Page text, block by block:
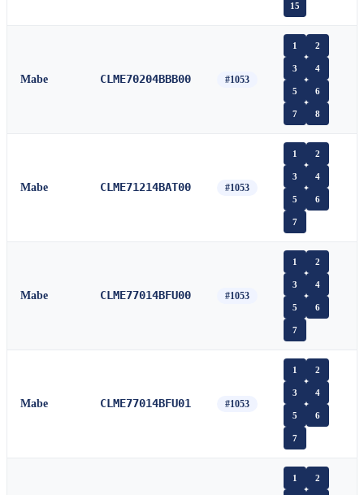
15
Mabe CLME70204BBB00 #1053
1 2
3 4
5 6
7 8
Mabe CLME71214BAT00 #1053
1 2
3 4
5 6
7
Mabe CLME77014BFU00 #1053
1 2
3 4
5 6
7
Mabe CLME77014BFU01 #1053
1 2
3 4
5 6
7
1 2